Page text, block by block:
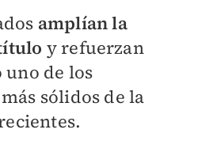
amplían la
y refuerzan
uno de los
sólidos de la